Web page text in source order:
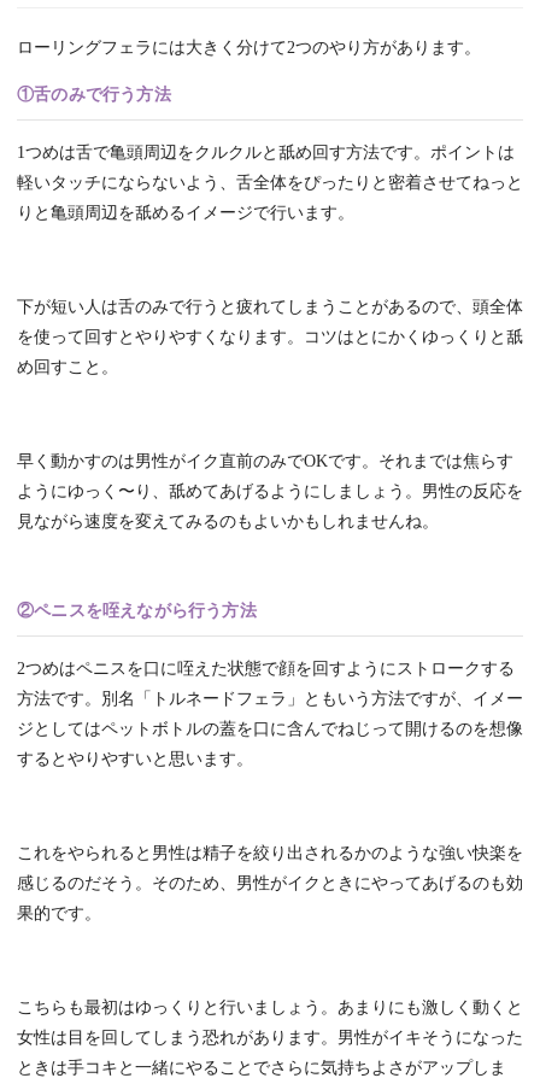
ローリングフェラには大きく分けて2つのやり方があります。
①舌のみで行う方法
1つめは舌で亀頭周辺をクルクルと舐め回す方法です。ポイントは
軽いタッチにならないよう、舌全体をぴったりと密着させてねっと
りと亀頭周辺を舐めるイメージで行います。
下が短い人は舌のみで行うと疲れてしまうことがあるので、頭全体
を使って回すとやりやすくなります。コツはとにかくゆっくりと舐
め回すこと。
早く動かすのは男性がイク直前のみでOKです。それまでは焦らす
ようにゆっく〜り、舐めてあげるようにしましょう。男性の反応を
見ながら速度を変えてみるのもよいかもしれませんね。
②ペニスを咥えながら行う方法
2つめはペニスを口に咥えた状態で顔を回すようにストロークする
方法です。別名「トルネードフェラ」ともいう方法ですが、イメー
ジとしてはペットボトルの蓋を口に含んでねじって開けるのを想像
するとやりやすいと思います。
これをやられると男性は精子を絞り出されるかのような強い快楽を
感じるのだそう。そのため、男性がイクときにやってあげるのも効
果的です。
こちらも最初はゆっくりと行いましょう。あまりにも激しく動くと
女性は目を回してしまう恐れがあります。男性がイキそうになった
ときは手コキと一緒にやることでさらに気持ちよさがアップしま